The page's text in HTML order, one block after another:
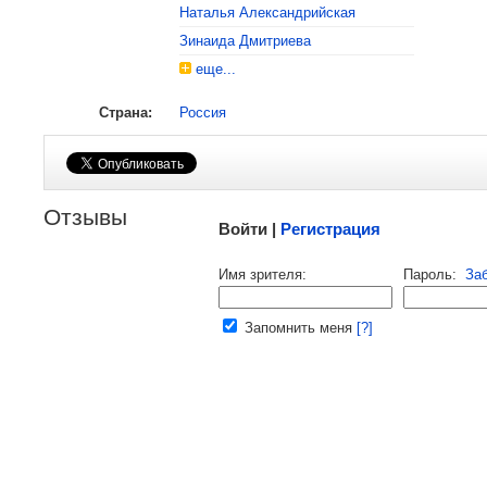
Наталья Александрийская
Зинаида Дмитриева
еще...
Страна: Россия
Отзывы Войти | Регистрация
Имя зрителя: Пароль:
Запомнить меня [?]